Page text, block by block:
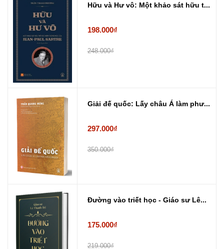
Hữu và Hư vô: Một khảo sát hữu t...
198.000₫
248.000₫
Giải đế quốc: Lấy châu Á làm phư...
297.000₫
350.000₫
Đường vào triết học - Giáo sư Lê...
175.000₫
219.000₫